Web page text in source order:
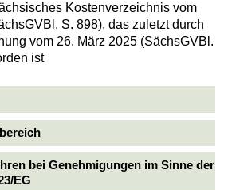
Kostenverzeichnis vom
S. 898), das zuletzt durch
vom 26. März 2025 (SächsGVBl.
ist
bei Genehmigungen im Sinne der
EG